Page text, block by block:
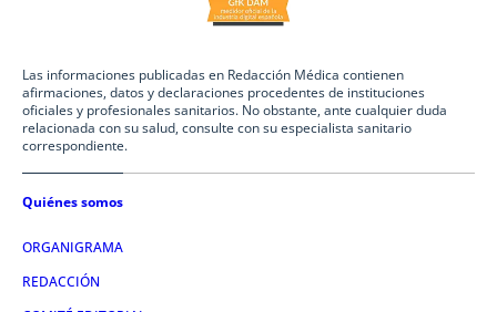
Las informaciones publicadas en Redacción Médica contienen
afirmaciones, datos y declaraciones procedentes de instituciones
oficiales y profesionales sanitarios. No obstante, ante cualquier duda
relacionada con su salud, consulte con su especialista sanitario
correspondiente.
Quiénes somos
ORGANIGRAMA
REDACCIÓN